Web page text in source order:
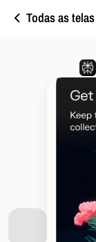
Todas as telas